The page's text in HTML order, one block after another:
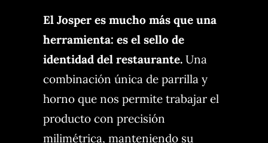
El Josper es mucho más que una
herramienta: es el sello de
identidad del restaurante.Una
combinación única de parrilla y
horno que nos permite trabajar el
producto con precisión
milimétrica, manteniendo su